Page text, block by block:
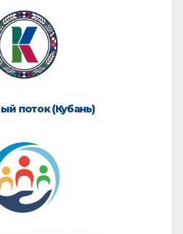
поток (Кубань)